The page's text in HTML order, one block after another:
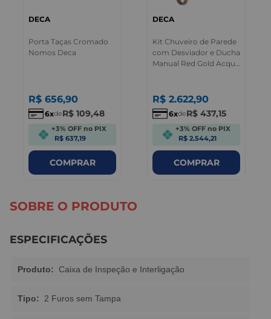
DECA
Porta Taças Cromado
Nomos Deca
R$ 656,90
6 deR$ 109,48
+3% OFF no PIX
R$ 637,19
COMPRAR
DECA
Kit Chuveiro de Parede
com Desviador e Ducha
Manual Red Gold Acqua
R$ 2.622,90
6 deR$ 437,15
+3% OFF no PIX
R$ 2.544,21
COMPRAR
SOBRE O PRODUTO
ESPECIFICAÇÕES
Produto: Caixa de Inspeção e Interligação
Tipo: 2 Furos sem Tampa